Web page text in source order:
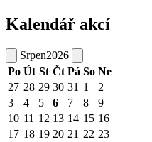
Kalendář akcí
Srpen2026
Po Út St Čt Pá So Ne
27 28 29 30 31 1
2
3
4 5 6 7 8
9
10 11 12 13 14 15 16
17 18 19 20 21 22 23